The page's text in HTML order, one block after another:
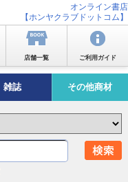
オンライン書店
【ホンヤクラブドットコム】
店舗一覧 ご利用ガイド
雑誌 その他商材